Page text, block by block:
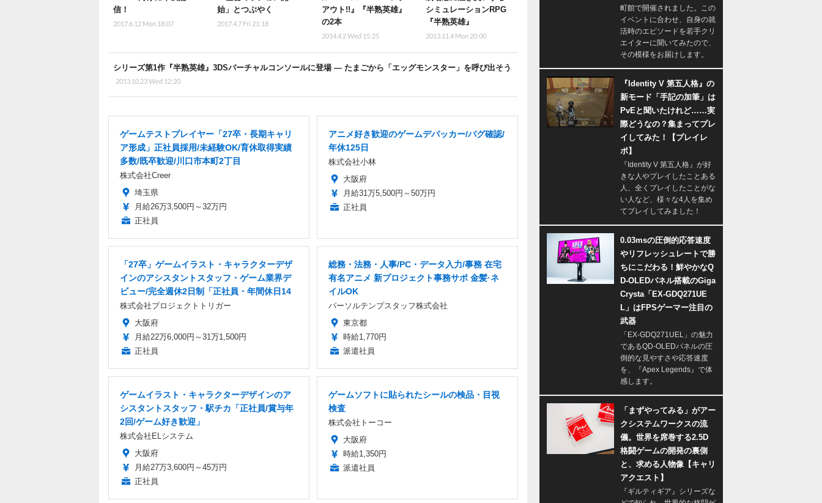
信！
2017.6.12 Mon 18:07
始」とつぶやく
2017.4.7 Fri 21:18
アウト!!』『半熟英雄』
の2本
2014.4.2 Wed 15:25
シミュレーションRPG
『半熟英雄』
2013.11.4 Mon 20:00
シリーズ第1作『半熟英雄』3DSバーチャルコンソールに登場 ― たまごから「エッグモンスター」を呼び出そう
2013.10.23 Wed 12:20
ゲームテストプレイヤー「27卒・長期キャリ
ア形成」正社員採用/未経験OK/育休取得実績
多数/既卒歓迎/川口市本町2丁目
株式会社Creer
埼玉県
月給26万3,500円～32万円
正社員
アニメ好き歓迎のゲームデバッカー/バグ確認/
年休125日
株式会社小林
大阪府
月給31万5,500円～50万円
正社員
「27卒」ゲームイラスト・キャラクターデザ
インのアシスタントスタッフ・ゲーム業界デ
ビュー/完全週休2日制「正社員・年間休日14
株式会社プロジェクトトリガー
大阪府
月給22万6,000円～31万1,500円
正社員
総務・法務・人事/PC・データ入力/事務 在宅
有名アニメ 新プロジェクト事務サポ 金髪·ネ
イルOK
パーソルテンプスタッフ株式会社
東京都
時給1,770円
派遣社員
ゲームイラスト・キャラクターデザインのア
シスタントスタッフ・駅チカ「正社員/賞与年
2回/ゲーム好き歓迎」
株式会社ELシステム
大阪府
月給27万3,600円～45万円
正社員
ゲームソフトに貼られたシールの検品・目視
検査
株式会社トーコー
大阪府
時給1,350円
派遣社員
町館で開催されました。この
イベントに合わせ、自身の就
活時のエピソードを若手クリ
エイターに聞いてみたので、
その模様をお届けします。
『Identity V 第五人格』の
新モード「手記の加筆」は
PvEと聞いたけれど……実
際どうなの？集まってプレ
イしてみた！【プレイレ
ポ】
『Identity V 第五人格』が好
きな人やプレイしたことある
人、全くプレイしたことがな
い人など、様々な4人を集め
てプレイしてみました！
0.03msの圧倒的応答速度
やリフレッシュレートで勝
ちにこだわる！鮮やかなQ
D-OLEDパネル搭載のGiga
Crysta「EX-GDQ271UE
L」はFPSゲーマー注目の
武器
「EX-GDQ271UEL」の魅力
であるQD-OLEDパネルの圧
倒的な見やすさや応答速度
を、『Apex Legends』で体
感します。
「まずやってみる」がアー
クシステムワークスの流
儀。世界を席巻する2.5D
格闘ゲームの開発の裏側
と、求める人物像【キャリ
アクエスト】
『ギルティギア』シリーズな